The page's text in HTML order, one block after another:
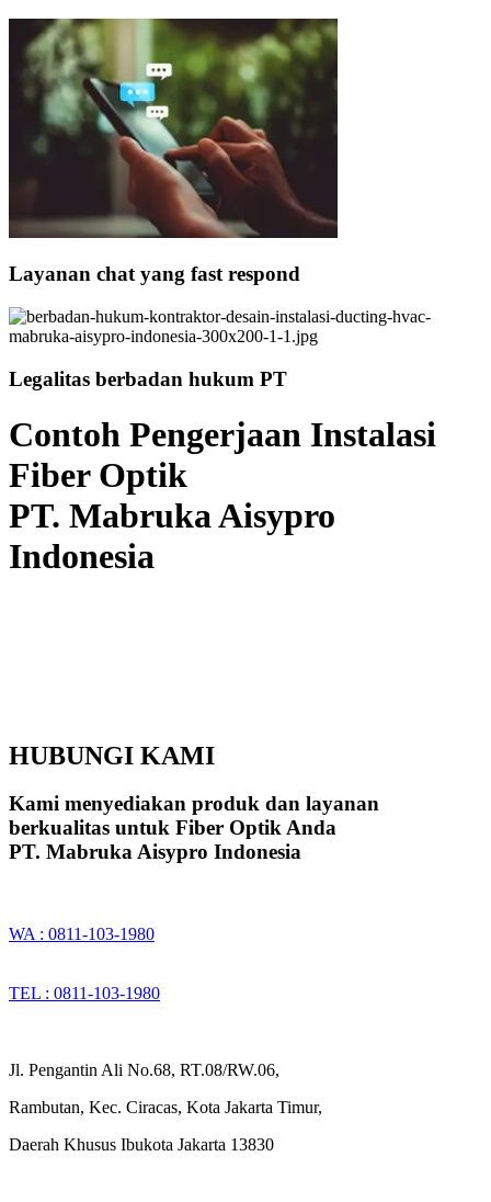
Layanan chat yang fast respond
Legalitas berbadan hukum PT
Contoh Pengerjaan Instalasi
Fiber Optik
PT. Mabruka Aisypro
Indonesia
HUBUNGI KAMI
Kami menyediakan produk dan layanan
berkualitas untuk Fiber Optik Anda
PT. Mabruka Aisypro Indonesia
WA : 0811-103-1980
TEL : 0811-103-1980
Jl. Pengantin Ali No.68, RT.08/RW.06,
Rambutan, Kec. Ciracas, Kota Jakarta Timur,
Daerah Khusus Ibukota Jakarta 13830